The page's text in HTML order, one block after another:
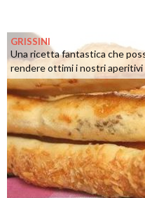
GRISSINI
Una ricetta fantastica che
rendere ottimi i nostri aperitivi